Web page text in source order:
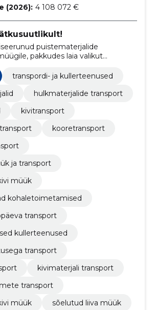
(2026): 4 108 072 €
puistematerjalide
pakkudes laia valikut
transpordi- ja kullerteenused
hulkmaterjalide transport
kivitransport
kooretransport
ja transport
müük
kohaletoimetamised
transport
kullerteenused
transport
kivimaterjali transport
transport
müük
sõelutud liiva müük